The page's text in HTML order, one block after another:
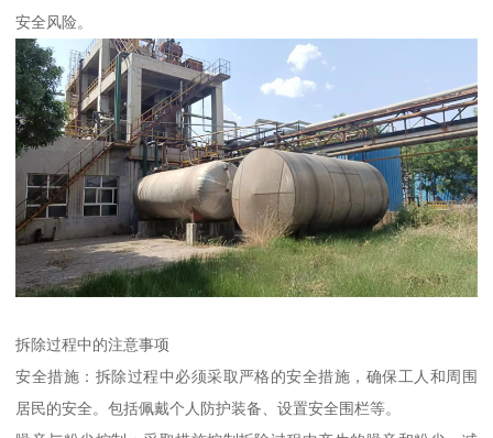
安全风险。
拆除过程中的注意事项
安全措施：拆除过程中必须采取严格的安全措施，确保工人和周围
居民的安全。包括佩戴个人防护装备、设置安全围栏等。